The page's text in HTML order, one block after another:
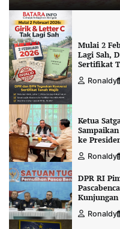
Mulai 2
Lagi Sah,
Sertifikat
Ronaldy
Ketua
ke
Ronaldy
DPR RI
Kunjungan
Ronaldy